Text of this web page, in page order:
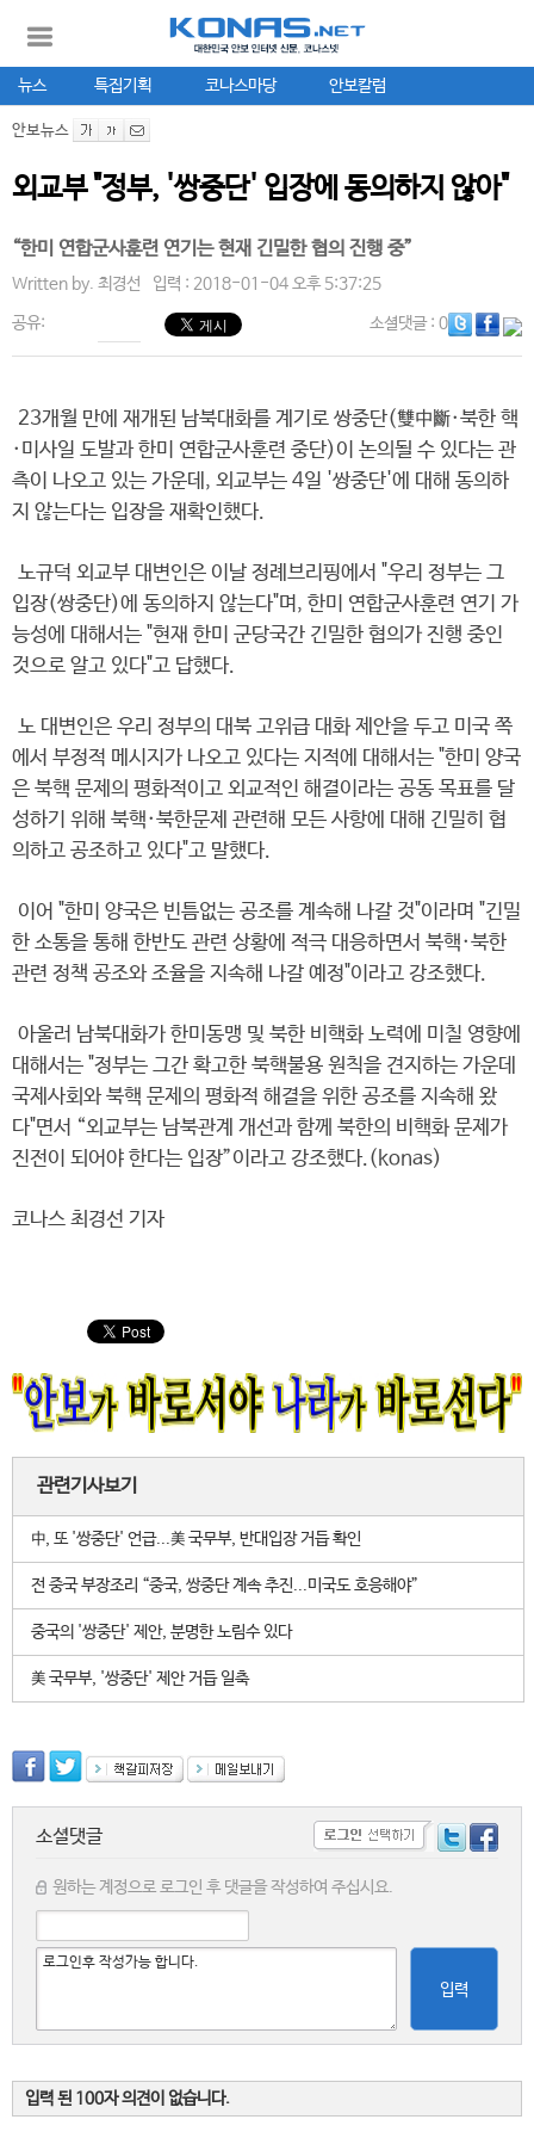
뉴스 특집기획 코나스마당 안보칼럼
안보뉴스
외교부 "정부, '쌍중단' 입장에 동의하지 않아"
“한미 연합군사훈련 연기는 현재 긴밀한 협의 진행 중”
Written by. 최경선 입력 : 2018-01-04 오후 5:37:25
공유: 소셜댓글: 0
23개월 만에 재개된 남북대화를 계기로 쌍중단(雙中斷·북한 핵
·미사일 도발과 한미 연합군사훈련 중단)이 논의될 수 있다는 관
측이 나오고 있는 가운데, 외교부는 4일 '쌍중단'에 대해 동의하
지 않는다는 입장을 재확인했다.
노규덕 외교부 대변인은 이날 정례브리핑에서 "우리 정부는 그
입장(쌍중단)에 동의하지 않는다"며, 한미 연합군사훈련 연기 가
능성에 대해서는 "현재 한미 군당국간 긴밀한 협의가 진행 중인
것으로 알고 있다"고 답했다.
노 대변인은 우리 정부의 대북 고위급 대화 제안을 두고 미국 쪽
에서 부정적 메시지가 나오고 있다는 지적에 대해서는 "한미 양국
은 북핵 문제의 평화적이고 외교적인 해결이라는 공동 목표를 달
성하기 위해 북핵·북한문제 관련해 모든 사항에 대해 긴밀히 협
의하고 공조하고 있다"고 말했다.
이어 "한미 양국은 빈틈없는 공조를 계속해 나갈 것"이라며 "긴밀
한 소통을 통해 한반도 관련 상황에 적극 대응하면서 북핵·북한
관련 정책 공조와 조율을 지속해 나갈 예정"이라고 강조했다.
아울러 남북대화가 한미동맹 및 북한 비핵화 노력에 미칠 영향에
대해서는 "정부는 그간 확고한 북핵불용 원칙을 견지하는 가운데
국제사회와 북핵 문제의 평화적 해결을 위한 공조를 지속해 왔
다"면서 “외교부는 남북관계 개선과 함께 북한의 비핵화 문제가
진전이 되어야 한다는 입장”이라고 강조했다.(konas)
코나스 최경선 기자
관련기사보기
中, 또 '쌍중단' 언급...美 국무부, 반대입장 거듭 확인
전 중국 부장조리 “중국, 쌍중단 계속 추진...미국도 호응해야”
중국의 '쌍중단' 제안, 분명한 노림수 있다
美 국무부, '쌍중단' 제안 거듭 일축
소셜댓글
원하는 계정으로 로그인 후 댓글을 작성하여 주십시요.
입력
입력 된 100자 의견이 없습니다.